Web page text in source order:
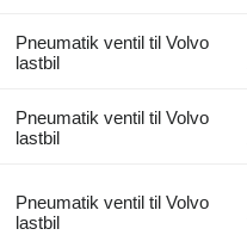
Pneumatik ventil til Volvo
lastbil
Pneumatik ventil til Volvo
lastbil
Pneumatik ventil til Volvo
lastbil